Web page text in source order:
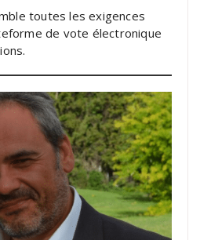
toutes les exigences
de vote électronique